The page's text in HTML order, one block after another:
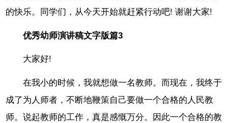
的快乐。同学们，从今天开始就赶紧行动吧! 谢谢大家!
优秀幼师演讲稿文字版篇3
大家好!
在我小的时候，我就想做一名教师。而现在，我终于
成了为人师者，不断地鞭策自己要做一个合格的人民教
师。说起教师的工作，真是感慨万分。因此一个合格的教